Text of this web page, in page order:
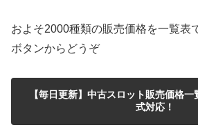
およそ2000種類の販売価格を一覧表
ボタンからどうぞ
【毎日更新】中古スロット販売価格
式対応！